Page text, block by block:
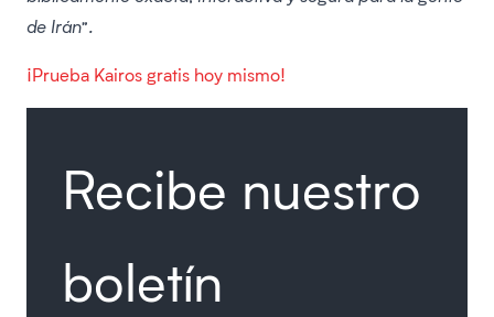
de Irán”.
¡Prueba Kairos gratis hoy mismo!
Recibe nuestro
boletín